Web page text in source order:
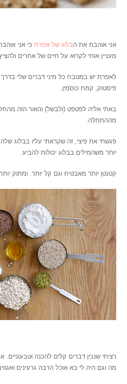
אני אוהבת את הבלוג של אפרת כי אני
מעניין אותי לקרוא על חיים של אחרים
לאפרת יש במטבח כל מיני דברים שלי בדרך
פיסטוק, קמח כוסמין.
באתי אליה לפטפט (ולבשל) והאור הזה
מההתחלה.
פגשתי את פיצי, זה שקראתי עליו בבלוג
יותר משהמילים בבלוג יכולות להביע.
קטנטן יותר מאבטיח וגם קל יותר. ומתוק
רציתי שנכין דברים קלים להכנה וטבעוניים.
מה וגם היה לי בא אוכל הרבה גרעינים